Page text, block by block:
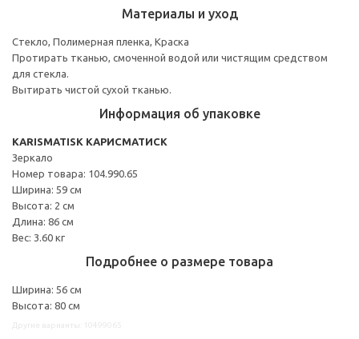
Материалы и уход
Стекло, Полимерная пленка, Краска
Протирать тканью, смоченной водой или чистящим средством
для стекла.
Вытирать чистой сухой тканью.
Информация об упаковке
KARISMATISK КАРИСМАТИСК
Зеркало
Номер товара: 104.990.65
Ширина: 59 см
Высота: 2 см
Длина: 86 см
Вес: 3.60 кг
Подробнее о размере товара
Ширина: 56 см
Высота: 80 см